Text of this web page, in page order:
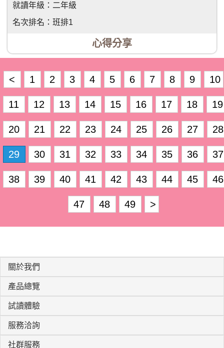
就讀年級： 二年級
名次排名： 班排1
心得分享
< 1 2 3 4 5 6 7 8 9 10
11 12 13 14 15 16 17 18 19
20 21 22 23 24 25 26 27 28
29 30 31 32 33 34 35 36 37
38 39 40 41 42 43 44 45 46
47 48 49 >
關於我們
產品總覽
試讀體驗
服務洽詢
社群服務